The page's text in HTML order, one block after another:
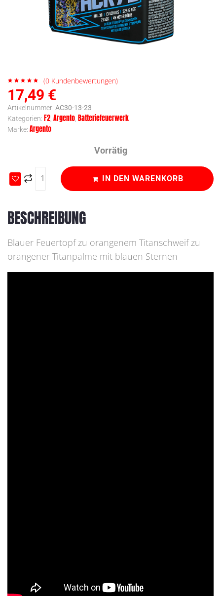
BESCHREIBUNG
Blauer Feuertopf zu orangenem Titanschweif zu
orangener Titanpalme mit blauen Sternen
(0 Kundenbewertungen)
17,49 €
Artikelnummer: AC30-13-23
Kategorien: F2 Argento Batteriefeuerwerk
Marke: Argento
Vorrätig
IN DEN WARENKORB